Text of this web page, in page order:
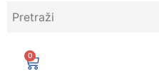
0